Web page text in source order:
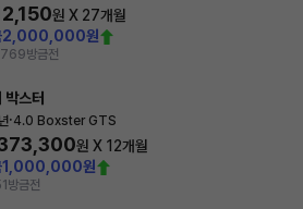
원 X 27개월
2,000,000원
방금전
박스터
·4.0 Boxster GTS
원 X 12개월
1,000,000원
방금전